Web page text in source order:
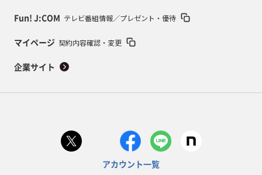
Fun! J:COM テレビ番組情報／プレゼント・優待
マイページ 契約内容確認・変更
企業サイト
アカウント一覧